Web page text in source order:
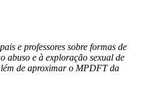
e professores sobre formas de
abuso e à exploração sexual de
de aproximar o MPDFT da